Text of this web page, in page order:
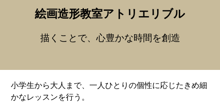
絵画造形教室アトリエリブル
描くことで、心豊かな時間を創造
小学生から大人まで、一人ひとりの個性に応じたきめ細
かなレッスンを行う。